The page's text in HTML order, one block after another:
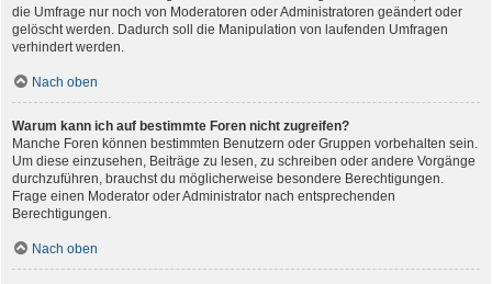
die Umfrage nur noch von Moderatoren oder Administratoren geändert oder
gelöscht werden. Dadurch soll die Manipulation von laufenden Umfragen
verhindert werden.
Nach oben
Warum kann ich auf bestimmte Foren nicht zugreifen?
Manche Foren können bestimmten Benutzern oder Gruppen vorbehalten sein.
Um diese einzusehen, Beiträge zu lesen, zu schreiben oder andere Vorgänge
durchzuführen, brauchst du möglicherweise besondere Berechtigungen.
Frage einen Moderator oder Administrator nach entsprechenden
Berechtigungen.
Nach oben